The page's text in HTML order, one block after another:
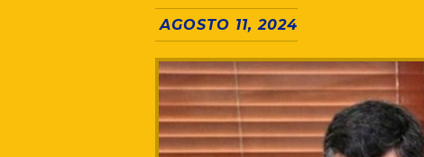
AGOSTO 11, 2024